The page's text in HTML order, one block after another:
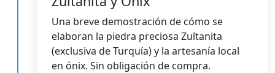
Una breve demostración de cómo se
elaboran la piedra preciosa Zultanita
(exclusiva de Turquía) y la artesanía local
en ónix. Sin obligación de compra.